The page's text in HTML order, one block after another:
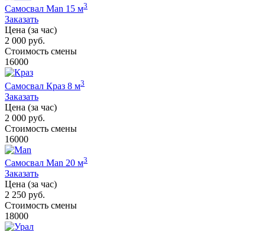
Самосвал Man 15 м3
Заказать
Цена (за час)
2 000 руб.
Стоимость смены
16000
Самосвал Краз 8 м3
Заказать
Цена (за час)
2 000 руб.
Стоимость смены
16000
Самосвал Man 20 м3
Заказать
Цена (за час)
2 250 руб.
Стоимость смены
18000